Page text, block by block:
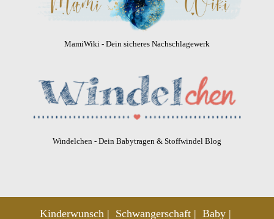
MamiWiki - Dein sicheres Nachschlagewerk
Windelchen - Dein Babytragen & Stoffwindel Blog
Kinderwunsch Schwangerschaft Baby